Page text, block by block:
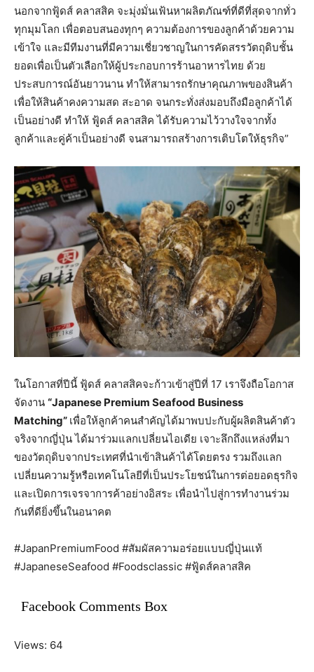
นอกจากฟู้ดส์ คลาสสิค จะมุ่งมั่นเฟ้นหาผลิตภัณฑ์ที่ดีที่สุดจากทั่ว
ทุกมุมโลก เพื่อตอบสนองทุกๆ ความต้องการของลูกค้าด้วยความ
เข้าใจ และมีทีมงานที่มีความเชี่ยวชาญในการคัดสรรวัตถุดิบชั้น
ยอดเพื่อเป็นตัวเลือกให้ผู้ประกอบการร้านอาหารไทย ด้วย
ประสบการณ์อันยาวนาน ทำให้สามารถรักษาคุณภาพของสินค้า
เพื่อให้สินค้าคงความสด สะอาด จนกระทั่งส่งมอบถึงมือลูกค้าได้
เป็นอย่างดี ทำให้ ฟู้ดส์ คลาสสิค ได้รับความไว้วางใจจากทั้ง
ลูกค้าและคู่ค้าเป็นอย่างดี จนสามารถสร้างการเติบโตให้ธุรกิจ”
ในโอกาสที่ปีนี้ ฟู้ดส์ คลาสสิคจะก้าวเข้าสู่ปีที่ 17 เราจึงถือโอกาส
จัดงาน “Japanese Premium Seafood Business
Matching” เพื่อให้ลูกค้าคนสำคัญได้มาพบปะกับผู้ผลิตสินค้าตัว
จริงจากญี่ปุ่น ได้มาร่วมแลกเปลี่ยนไอเดีย เจาะลึกถึงแหล่งที่มา
ของวัตถุดิบจากประเทศที่นำเข้าสินค้าได้โดยตรง รวมถึงแลก
เปลี่ยนความรู้หรือเทคโนโลยีที่เป็นประโยชน์ในการต่อยอดธุรกิจ
และเปิดการเจรจาการค้าอย่างอิสระ เพื่อนำไปสู่การทำงานร่วม
กันที่ดียิ่งขึ้นในอนาคต
#JapanPremiumFood #สัมผัสความอร่อยแบบญี่ปุ่นแท้
#JapaneseSeafood #Foodsclassic #ฟู้ดส์คลาสสิค
Facebook Comments Box
Views: 64